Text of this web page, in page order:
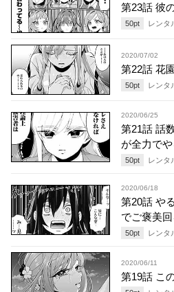
第23話 彼
50pt レンタ
2020/07/02
第22話 花
50pt レンタ
2020/06/25
第21話 話
が全力で
50pt レンタ
2020/06/18
第20話 や
でご褒美
50pt レンタ
2020/06/11
第19話 こ